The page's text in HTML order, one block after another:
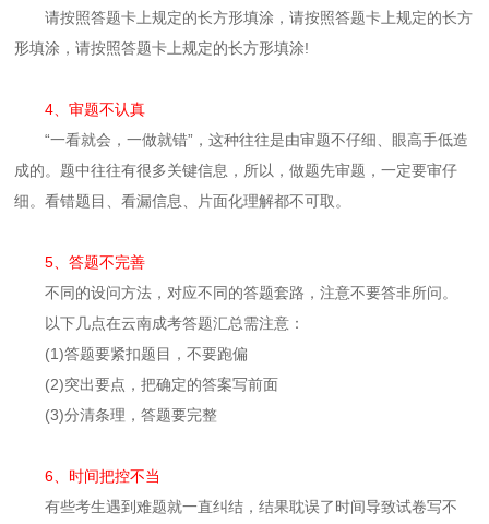
请按照答题卡上规定的长方形填涂，请按照答题卡上规定的长方
形填涂，请按照答题卡上规定的长方形填涂!
4、审题不认真
“一看就会，一做就错”，这种往往是由审题不仔细、眼高手低造
成的。题中往往有很多关键信息，所以，做题先审题，一定要审仔
细。看错题目、看漏信息、片面化理解都不可取。
5、答题不完善
不同的设问方法，对应不同的答题套路，注意不要答非所问。
以下几点在云南成考答题汇总需注意：
(1)答题要紧扣题目，不要跑偏
(2)突出要点，把确定的答案写前面
(3)分清条理，答题要完整
6、时间把控不当
有些考生遇到难题就一直纠结，结果耽误了时间导致试卷写不